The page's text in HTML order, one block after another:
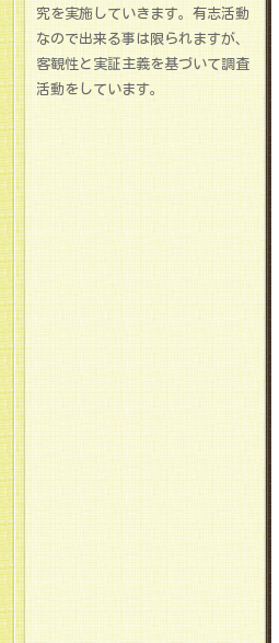
究を実施していきます。有志活動
なので出来る事は限られますが、
客観性と実証主義を基づいて調査
活動をしています。